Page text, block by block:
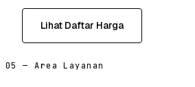
Lihat Daftar Harga
05 — Area Layanan